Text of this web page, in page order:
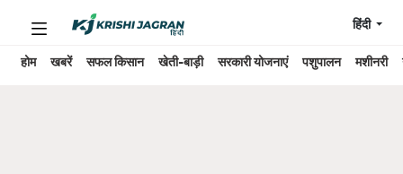
होम खबरें सफल किसान खेती-बाड़ी सरकारी योजनाएं पशुपालन मशीनरी
हिंदी